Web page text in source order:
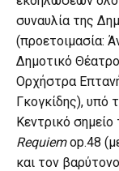
συναυλία της
(προετοιμασία:
Δημοτικό
Ορχήστρα
Γκογκίδης), υπό
Κεντρικό
Requiemop.48
και τον